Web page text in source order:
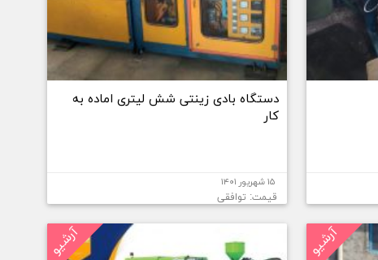
دستگاه بادی زینتی شش لیتری اماده به
کار
۱۵ شهریور ۱۴۰۱
قیمت: توافقی
آرشیو آرشیو